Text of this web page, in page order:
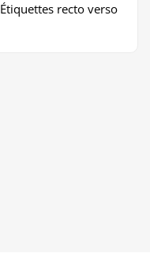
Étiquettes recto verso